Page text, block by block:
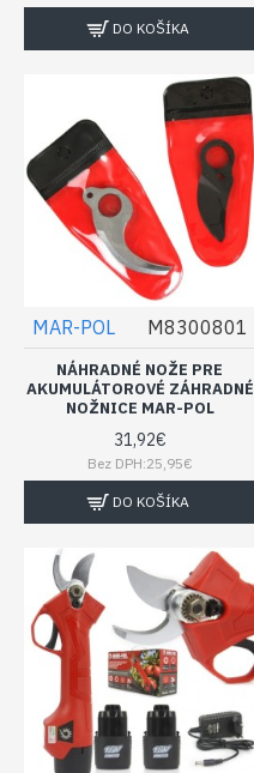
DO KOŠÍKA
MAR-POL M8300801
NÁHRADNÉ NOŽE PRE
AKUMULÁTOROVÉ ZÁHRADNÉ
NOŽNICE MAR-POL
31,92€
Bez DPH:25,95€
DO KOŠÍKA